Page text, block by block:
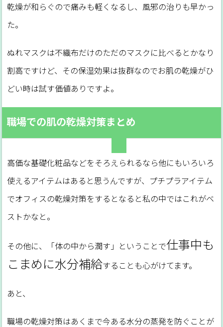
乾燥が和らぐので痛みも軽くなるし、風邪の治りも早かっ
た。
ぬれマスクは不織布だけのただのマスクに比べるとかなり
割高ですけど、その保湿効果は抜群なのでお肌の乾燥がひ
どい時は試す価値ありですよ。
職場での肌の乾燥対策まとめ
高価な基礎化粧品などをそろえられるなら他にもいろいろ
使えるアイテムはあると思うんですが、プチプラアイテム
でオフィスの乾燥対策をするとなると私の中ではこれがベ
ストかなと。
その他に、「体の中から潤す」ということで仕事中も
こまめに水分補給することも心がけてます。
あと、
職場の乾燥対策はあくまで今ある水分の蒸発を防ぐことが